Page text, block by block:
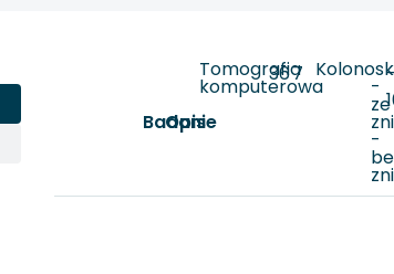
Badanie
Opis
Tomografia
komputerowa
367
-
ze
-